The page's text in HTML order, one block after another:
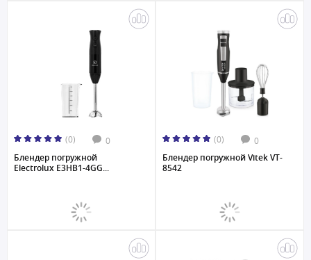
(0) 0
Блендер погружной
Electrolux E3HB1-4GG...
(0) 0
Блендер погружной Vitek VT-
8542